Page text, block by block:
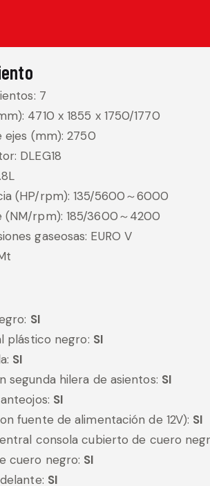
7
4710 x 1855 x 1750/1770
ejes (mm): 2750
DLEG18
(HP/rpm): 135/5600～6000
(NM/rpm): 185/3600～4200
gaseosas: EURO V
SI
plástico negro: SI
SI
segunda hilera de asientos: SI
SI
fuente de alimentación de 12V): SI
consola cubierto de cuero
cuero negro: SI
SI